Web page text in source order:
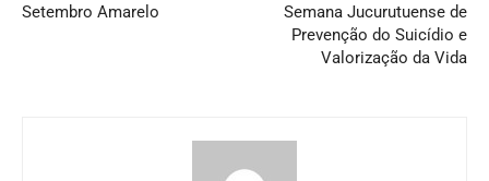
Setembro Amarelo
Semana Jucurutuense de
Prevenção do Suicídio e
Valorização da Vida